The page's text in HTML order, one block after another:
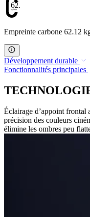
62.12
Empreinte carbone 62.12
Développement durable
Fonctionnalités principales
Éclairage d’appoint frontal
précision des couleurs
élimine les ombres peu